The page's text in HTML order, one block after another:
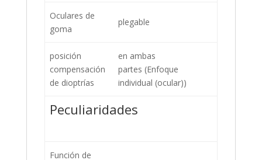
Oculares de
goma
plegable
posición
compensación
de dioptrías
en ambas
partes (Enfoque
individual (ocular))
Peculiaridades
Función de